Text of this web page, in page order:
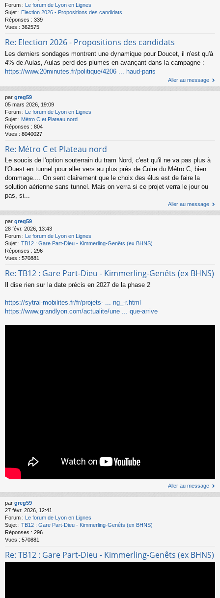
Forum : Le forum de Lyon en Lignes
Sujet : Election 2026 - Propositions des candidats
Réponses : 339
Vues : 362575
Re: Election 2026 - Propositions des candidats
Les derniers sondages montrent une dynamique pour Doucet, il n'est qu'à
4% de Aulas, Aulas perd des plumes en avançant dans la campagne :
https://www.20minutes.fr/politique/4206 ... haud-paris
Aller au message
par greg59
05 mars 2026, 19:09
Forum : Le forum de Lyon en Lignes
Sujet : Métro C et Plateau nord
Réponses : 804
Vues : 8040027
Re: Métro C et Plateau nord
Le soucis de l'option souterrain du tram Nord, c'est qu'il ne va pas plus à
l'Ouest en tunnel pour aller vers au plus près de Cuire du Métro C, bien
dommage.... On sent clairement que le choix des élus est de faire la
solution aérienne sans tunnel. Mais on verra si ce projet verra le jour ou
pas, si...
Aller au message
par greg59
28 févr. 2026, 13:43
Forum :
Le forum de Lyon en Lignes
Sujet : TB12 : Gare Part-Dieu - Kimmerling-Genêts (ex BHNS)
Réponses : 296
Vues : 570881
Re: TB12 : Gare Part-Dieu - Kimmerling-Genêts (ex BHNS)
Il dise rien sur la date précis en 2027 de la phase 2
https://sytral-mobilites.fr/fr/projets- ... ng_-r.html
https://www.grandlyon.com/actualite/une ... que-arrive
Aller au message
par greg59
27 févr. 2026, 12:41
Forum : Le forum de Lyon en Lignes
Sujet : TB12 : Gare Part-Dieu - Kimmerling-Genêts (ex BHNS)
Réponses : 296
Vues : 570881
Re: TB12 : Gare Part-Dieu - Kimmerling-Genêts (ex BHNS)